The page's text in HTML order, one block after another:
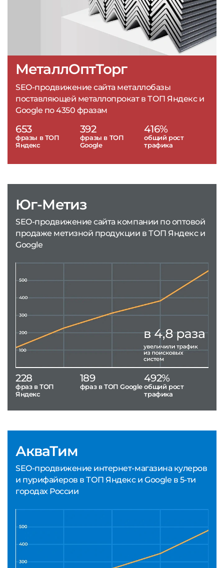
МеталлОптТорг
SEO-продвижение сайта металлобазы
поставляющей металлопрокат в ТОП Яндекс и
Google по 4350 фразам
653
фразы в ТОП
Яндекс
392
фразы в ТОП
Google
416%
общий рост
трафика
АкваТим
SEO-продвижение интернет-магазина кулеров
и пурифайеров в ТОП Яндекс и Google в 5-ти
городах России
Юг-Метиз
SEO-продвижение сайта компании по оптовой
продаже метизной продукции в ТОП Яндекс и
Google
228
фраз в ТОП
Яндекс
189
фраз в ТОП Google
492%
общий рост
трафика